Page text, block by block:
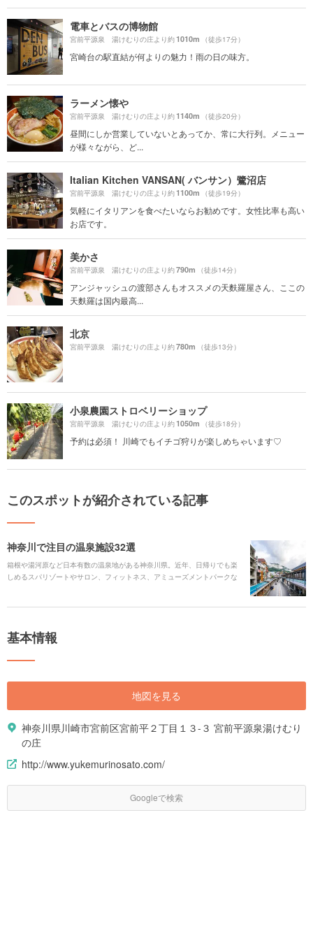
電車とバスの博物館
宮前平源泉 湯けむりの庄より約1010m （徒歩17分）
宮崎台の駅直結が何よりの魅力！雨の日の味方。
ラーメン懐や
宮前平源泉 湯けむりの庄より約1140m （徒歩20分）
昼間にしか営業していないとあってか、常に大行列。メニュー
が様々ながら、ど...
Italian Kitchen VANSAN( バンサン）鷺沼店
宮前平源泉 湯けむりの庄より約1100m （徒歩19分）
気軽にイタリアンを食べたいならお勧めです。女性比率も高い
お店です。
美かさ
宮前平源泉 湯けむりの庄より約790m （徒歩14分）
アンジャッシュの渡部さんもオススメの天麩羅屋さん、ここの
天麩羅は国内最高...
北京
宮前平源泉 湯けむりの庄より約780m （徒歩13分）
小泉農園ストロベリーショップ
宮前平源泉 湯けむりの庄より約1050m （徒歩18分）
予約は必須！ 川崎でもイチゴ狩りが楽しめちゃいます♡
このスポットが紹介されている記事
神奈川で注目の温泉施設32選
箱根や湯河原など日本有数の温泉地がある神奈川県。近年、日帰りでも楽
しめるスパリゾートやサロン、フィットネス、アミューズメントパークな
基本情報
地図を見る
神奈川県川崎市宮前区宮前平２丁目１３-３ 宮前平源泉湯けむり
の庄
http://www.yukemurinosato.com/
Googleで検索